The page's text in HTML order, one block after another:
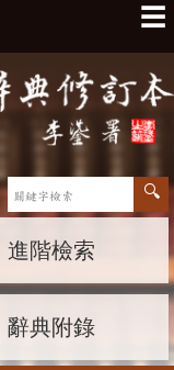
☰
進階檢索
辭典附錄